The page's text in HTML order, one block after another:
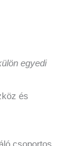
egyedi
és
csoportos